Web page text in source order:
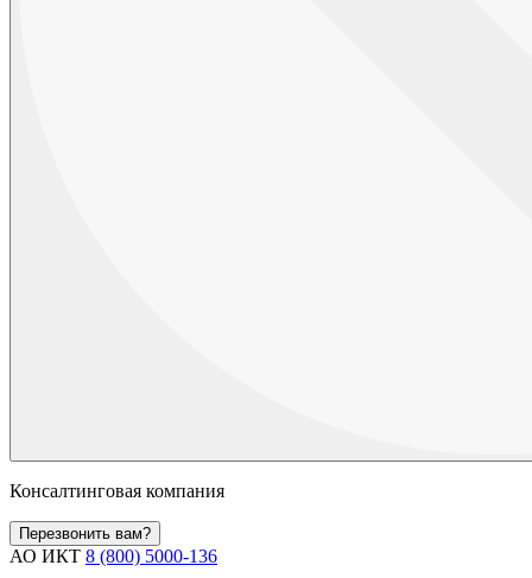
Консалтинговая компания
Перезвонить вам?
АО ИКТ 8 (800) 5000-136